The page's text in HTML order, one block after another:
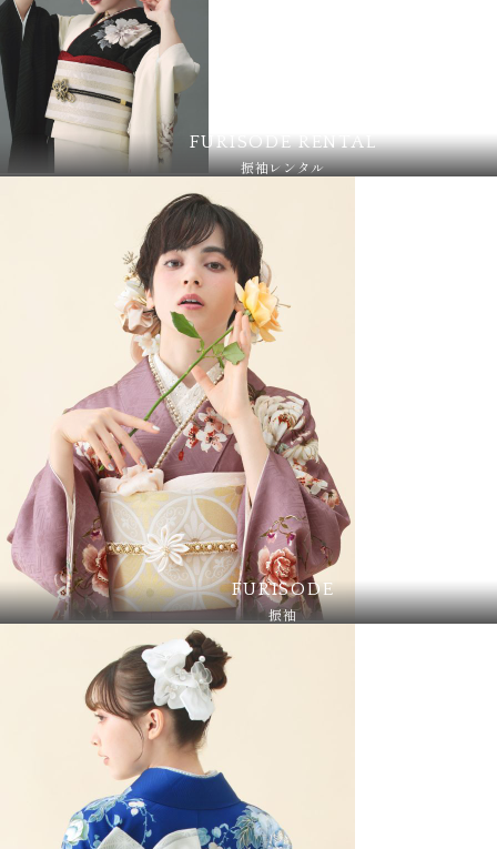
FURISODE RENTAL
振袖レンタル
FURISODE
振袖